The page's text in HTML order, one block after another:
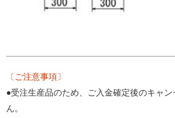
〔ご注意事項〕
●受注生産品のため、ご入金確定後のキャ
ん。